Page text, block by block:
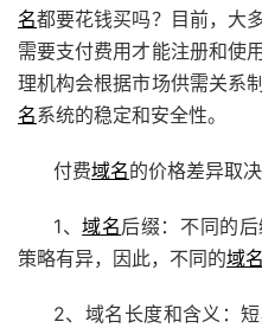
名都要花钱买吗？目前，大
需要支付费用才能注册和使
理机构会根据市场供需关系
名系统的稳定和安全性。
付费域名的价格差异取
1、域名后缀：不同的
策略有异，因此，不同的域名
2、域名长度和含义：